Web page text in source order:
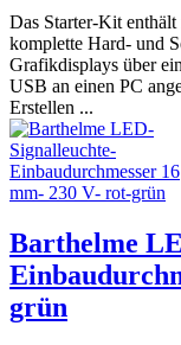
Das Starter-Kit
komplette Hard- und
Grafikdisplays über
USB an einen PC
Erstellen ...
Barthelme
grün